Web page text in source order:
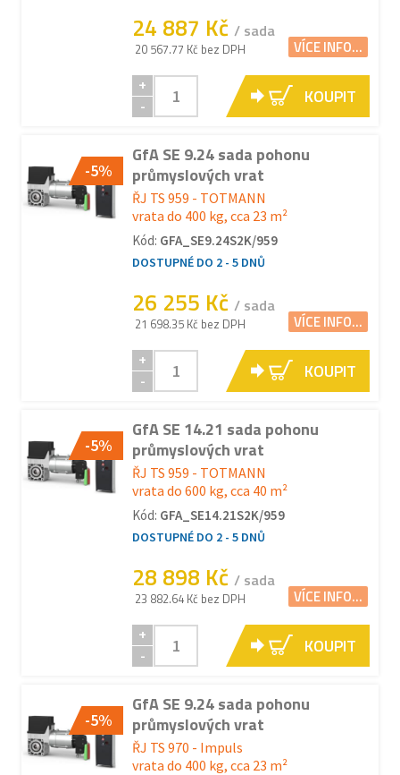
24 887 Kč / sada
20 567.77 Kč bez DPH VÍCE INFO...
+
-
KOUPIT
-5%
GfA SE 9.24 sada pohonu
průmyslových vrat
ŘJ TS 959 - TOTMANN
vrata do 400 kg, cca 23 m²
Kód: GFA_SE9.24S2K/959
DOSTUPNÉ DO 2 - 5 DNŮ
26 255 Kč / sada
21 698.35 Kč bez DPH VÍCE INFO...
+
-
KOUPIT
-5%
GfA SE 14.21 sada pohonu
průmyslových vrat
ŘJ TS 959 - TOTMANN
vrata do 600 kg, cca 40 m²
Kód: GFA_SE14.21S2K/959
DOSTUPNÉ DO 2 - 5 DNŮ
28 898 Kč / sada
23 882.64 Kč bez DPH VÍCE INFO...
+
-
KOUPIT
-5%
GfA SE 9.24 sada pohonu
průmyslových vrat
ŘJ TS 970 - Impuls
vrata do 400 kg, cca 23 m²